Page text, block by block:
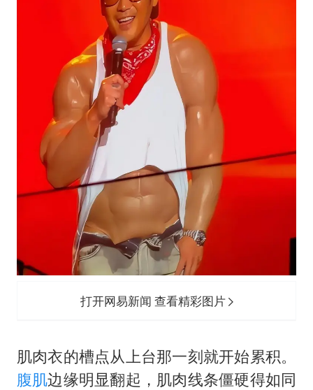
打开网易新闻 查看精彩图片
肌肉衣的槽点从上台那一刻就开始累积。
腹肌边缘明显翻起，肌肉线条僵硬得如同